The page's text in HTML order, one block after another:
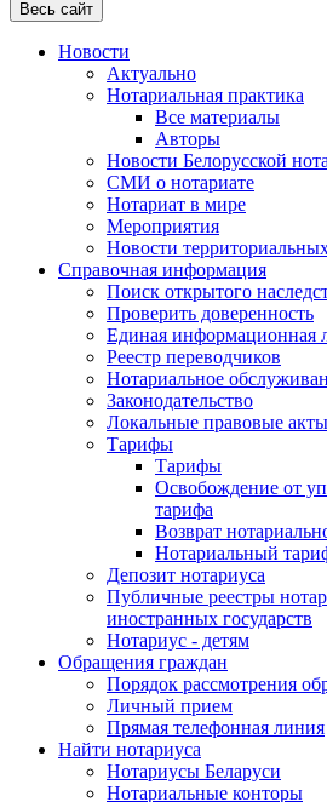
Весь сайт
Новости
Актуально
Нотариальная практика
Все материалы
Авторы
Новости Белорусской
СМИ о нотариате
Нотариат в мире
Мероприятия
Новости
Справочная информация
Поиск открытого
Проверить доверенность
Единая информационная
Реестр переводчиков
Нотариальное
Законодательство
Локальные правовые
Тарифы
Тарифы
Освобождение от
тарифа
Возврат
Нотариальный
Депозит нотариуса
Публичные реестры
иностранных государств
Нотариус - детям
Обращения граждан
Порядок рассмотрения
Личный прием
Прямая телефонная линия
Найти нотариуса
Нотариусы Беларуси
Нотариальные конторы